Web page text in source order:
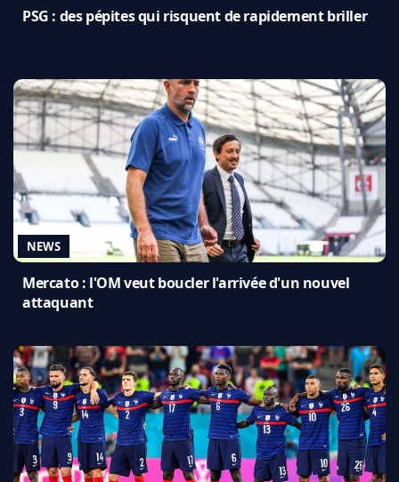
PSG : des pépites qui risquent de rapidement briller
NEWS
Mercato : l'OM veut boucler l'arrivée d'un nouvel
attaquant